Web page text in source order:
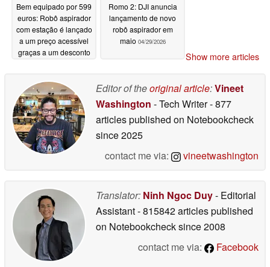
Bem equipado por 599
euros: Robô aspirador
com estação é lançado
a um preço acessível
graças a um desconto
Romo 2: DJI anuncia
lançamento de novo
robô aspirador em
maio 04/29/2026
Show more articles
Editor of theoriginal article:Vineet
Washington - Tech Writer- 877
articles published on Notebookcheck
since 2025
contact me via:
vineetwashington
Translator: Ninh Ngoc Duy- Editorial
Assistant- 815842 articles published
on Notebookchecksince 2008
contact me via:
Facebook